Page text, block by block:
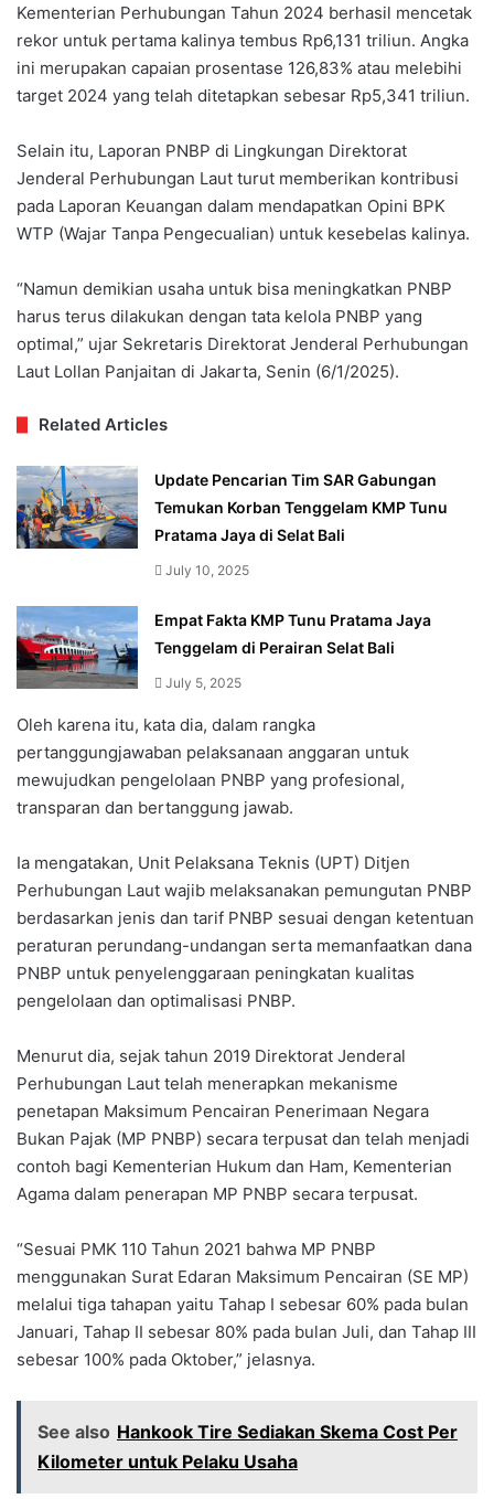
Kementerian Perhubungan Tahun 2024 berhasil mencetak
rekor untuk pertama kalinya tembus Rp6,131 triliun. Angka
ini merupakan capaian prosentase 126,83% atau melebihi
target 2024 yang telah ditetapkan sebesar Rp5,341 triliun.
Selain itu, Laporan PNBP di Lingkungan Direktorat
Jenderal Perhubungan Laut turut memberikan kontribusi
pada Laporan Keuangan dalam mendapatkan Opini BPK
WTP (Wajar Tanpa Pengecualian) untuk kesebelas kalinya.
“Namun demikian usaha untuk bisa meningkatkan PNBP
harus terus dilakukan dengan tata kelola PNBP yang
optimal,” ujar Sekretaris Direktorat Jenderal Perhubungan
Laut Lollan Panjaitan di Jakarta, Senin (6/1/2025).
Related Articles
Update Pencarian Tim SAR Gabungan
Temukan Korban Tenggelam KMP Tunu
Pratama Jaya di Selat Bali
July 10, 2025
Empat Fakta KMP Tunu Pratama Jaya
Tenggelam di Perairan Selat Bali
July 5, 2025
Oleh karena itu, kata dia, dalam rangka
pertanggungjawaban pelaksanaan anggaran untuk
mewujudkan pengelolaan PNBP yang profesional,
transparan dan bertanggung jawab.
Ia mengatakan, Unit Pelaksana Teknis (UPT) Ditjen
Perhubungan Laut wajib melaksanakan pemungutan PNBP
berdasarkan jenis dan tarif PNBP sesuai dengan ketentuan
peraturan perundang-undangan serta memanfaatkan dana
PNBP untuk penyelenggaraan peningkatan kualitas
pengelolaan dan optimalisasi PNBP.
Menurut dia, sejak tahun 2019 Direktorat Jenderal
Perhubungan Laut telah menerapkan mekanisme
penetapan Maksimum Pencairan Penerimaan Negara
Bukan Pajak (MP PNBP) secara terpusat dan telah menjadi
contoh bagi Kementerian Hukum dan Ham, Kementerian
Agama dalam penerapan MP PNBP secara terpusat.
“Sesuai PMK 110 Tahun 2021 bahwa MP PNBP
menggunakan Surat Edaran Maksimum Pencairan (SE MP)
melalui tiga tahapan yaitu Tahap I sebesar 60% pada bulan
Januari, Tahap II sebesar 80% pada bulan Juli, dan Tahap III
sebesar 100% pada Oktober,” jelasnya.
See also Hankook Tire Sediakan Skema Cost Per
Kilometer untuk Pelaku Usaha